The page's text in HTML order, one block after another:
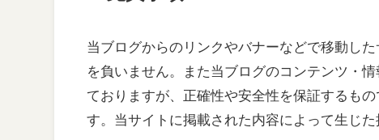
当ブログからのリンクやバナーなどで移動し
を負いません。また当ブログのコンテンツ・
ておりますが、正確性や安全性を保証するも
す。当サイトに掲載された内容によって生じ